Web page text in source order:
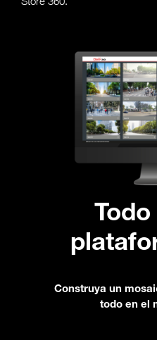
Construya un
todo en el